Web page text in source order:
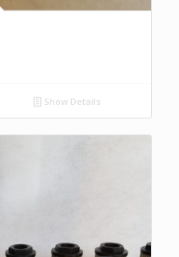
Show Details